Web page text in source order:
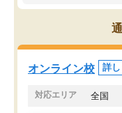
す。
うちの子は、初回面
オンラインツールを
共有があり宿題もそ
でした。
オンライン校 詳
対応エリア 全国